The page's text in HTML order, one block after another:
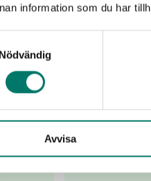
information som du har
Nödvändig
Avvisa